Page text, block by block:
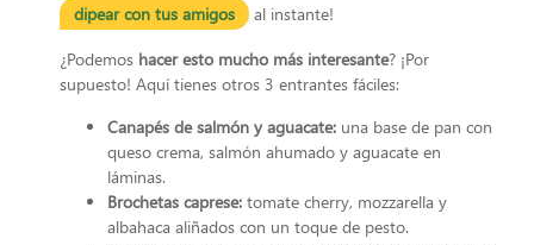
dipear con tus amigos
al instante!
¿Podemos hacer esto mucho más interesante? ¡Por
supuesto! Aquí tienes otros 3 entrantes fáciles:
Canapés de salmón y aguacate: una base de pan con
queso crema, salmón ahumado y aguacate en
láminas.
Brochetas caprese: tomate cherry, mozzarella y
albahaca aliñados con un toque de pesto.